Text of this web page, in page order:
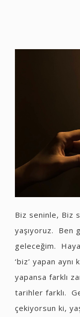
Biz seninle, Biz
yaşıyoruz. Ben
geleceğim.
‘biz’ yapan aynı
yapansa farklı
tarihler farklı.
çekiyorsun ki,